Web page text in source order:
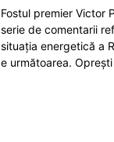
Fostul premier Victor
serie de comentarii
situația energetică a
e următoarea. Oprești